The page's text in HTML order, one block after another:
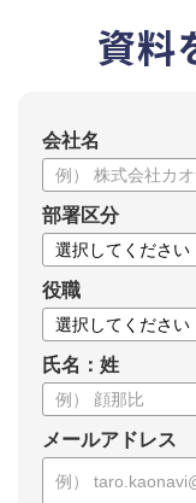
資料
会社名
部署区分
役職
氏名：姓
メールアドレス